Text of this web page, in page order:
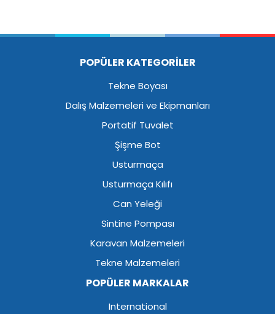
POPÜLER KATEGORİLER
Tekne Boyası
Dalış Malzemeleri ve Ekipmanları
Portatif Tuvalet
Şişme Bot
Usturmaça
Usturmaça Kılıfı
Can Yeleği
Sintine Pompası
Karavan Malzemeleri
Tekne Malzemeleri
POPÜLER MARKALAR
International